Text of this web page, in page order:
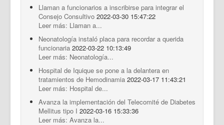
Llaman a funcionarios a inscribirse para integrar el
Consejo Consultivo 2022-03-30 15:47:22
Leer más: Llaman a...
Neonatología instaló placa para recordar a querida
funcionaria 2022-03-22 10:13:49
Leer más: Neonatología...
Hospital de Iquique se pone a la delantera en
tratamientos de Hemodinamia 2022-03-17 11:43:21
Leer más: Hospital de...
Avanza la implementación del Telecomité de Diabetes
Mellitus tipo I 2022-03-16 15:33:36
Leer más: Avanza la...